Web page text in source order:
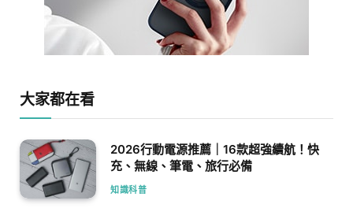
大家都在看
2026行動電源推薦｜16款超強續航！快
充、無線、筆電、旅行必備
知識科普